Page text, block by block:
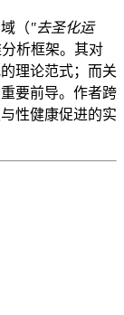
（"去圣化运
析框架。其对
理论范式；而关
要前导。作者跨
性健康促进的实